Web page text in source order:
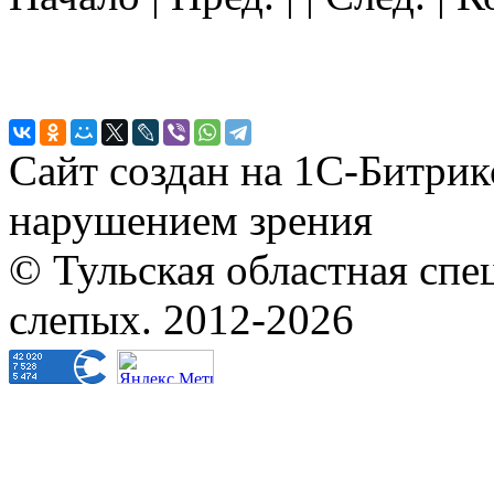
Сайт создан на 1С-
нарушением зрения
© Тульская областная
слепых. 2012-2026